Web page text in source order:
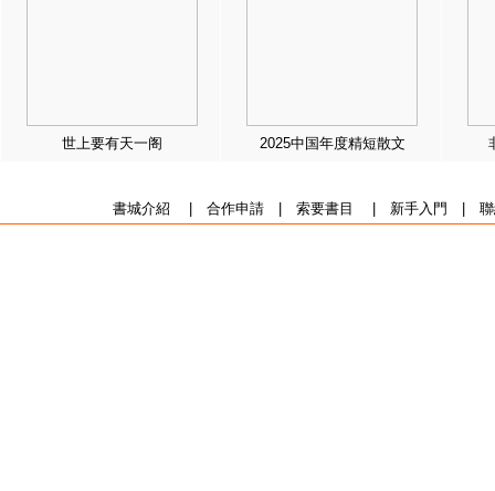
世上要有天一阁 2025中国年度精短散文
書城介紹 合作申請| 索要書目 新手入門